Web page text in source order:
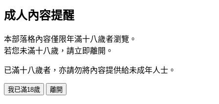
成人內容提醒
本部落格內容僅限年滿十八歲者瀏覽。
若您未滿十八歲，請立即離開。
已滿十八歲者，亦請勿將內容提供給未成年人士。
我已滿18歲 離開